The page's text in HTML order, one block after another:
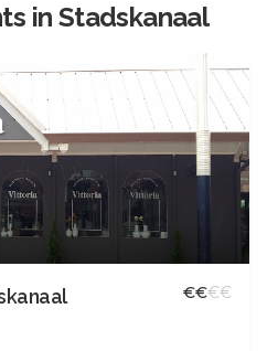
in Stadskanaal
€€€€